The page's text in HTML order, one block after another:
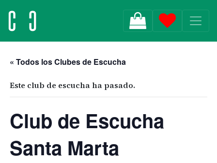
MAIN NAVIGATION
« Todos los Clubes de Escucha
Este club de escucha ha pasado.
Club de Escucha
Santa Marta